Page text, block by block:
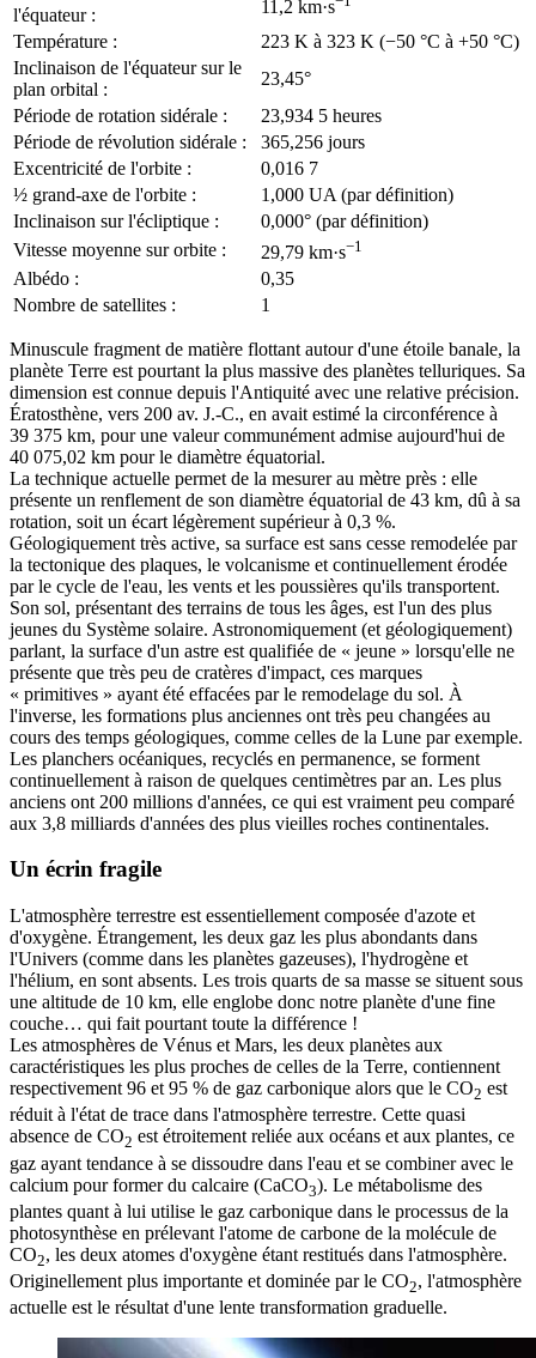
l'équateur :
11,2 km·s
Température :
223 K à 323 K (−50 °C à +50 °C)
Inclinaison de l'équateur sur le
plan orbital :
23,45°
Période de rotation sidérale :
23,934 5 heures
Période de révolution sidérale :
365,256 jours
Excentricité de l'orbite :
0,016 7
½ grand-axe de l'orbite :
1,000 UA (par définition)
Inclinaison sur l'écliptique :
0,000° (par définition)
Vitesse moyenne sur orbite :
29,79 km·s−1
Albédo :
0,35
Nombre de satellites :
1
Minuscule fragment de matière flottant autour d'une étoile banale, la
planète Terre est pourtant la plus massive des planètes telluriques. Sa
dimension est connue depuis l'Antiquité avec une relative précision.
Ératosthène, vers 200 av. J.-C., en avait estimé la circonférence à
39 375 km, pour une valeur communément admise aujourd'hui de
40 075,02 km pour le diamètre équatorial.
La technique actuelle permet de la mesurer au mètre près : elle
présente un renflement de son diamètre équatorial de 43 km, dû à sa
rotation, soit un écart légèrement supérieur à 0,3 %.
Géologiquement très active, sa surface est sans cesse remodelée par
la tectonique des plaques, le volcanisme et continuellement érodée
par le cycle de l'eau, les vents et les poussières qu'ils transportent.
Son sol, présentant des terrains de tous les âges, est l'un des plus
jeunes du Système solaire. Astronomiquement (et géologiquement)
parlant, la surface d'un astre est qualifiée de « jeune » lorsqu'elle ne
présente que très peu de cratères d'impact, ces marques
« primitives » ayant été effacées par le remodelage du sol. À
l'inverse, les formations plus anciennes ont très peu changées au
cours des temps géologiques, comme celles de la Lune par exemple.
Les planchers océaniques, recyclés en permanence, se forment
continuellement à raison de quelques centimètres par an. Les plus
anciens ont 200 millions d'années, ce qui est vraiment peu comparé
aux 3,8 milliards d'années des plus vieilles roches continentales.
Un écrin fragile
L'atmosphère terrestre est essentiellement composée d'azote et
d'oxygène. Étrangement, les deux gaz les plus abondants dans
l'Univers (comme dans les planètes gazeuses), l'hydrogène et
l'hélium, en sont absents. Les trois quarts de sa masse se situent sous
une altitude de 10 km, elle englobe donc notre planète d'une fine
couche… qui fait pourtant toute la différence !
Les atmosphères de Vénus et Mars, les deux planètes aux
caractéristiques les plus proches de celles de la Terre, contiennent
respectivement 96 et 95 % de gaz carbonique alors que le CO2 est
réduit à l'état de trace dans l'atmosphère terrestre. Cette quasi
absence de CO2 est étroitement reliée aux océans et aux plantes, ce
gaz ayant tendance à se dissoudre dans l'eau et se combiner avec le
calcium pour former du calcaire (CaCO3). Le métabolisme des
plantes quant à lui utilise le gaz carbonique dans le processus de la
photosynthèse en prélevant l'atome de carbone de la molécule de
CO2, les deux atomes d'oxygène étant restitués dans l'atmosphère.
Originellement plus importante et dominée par le CO2, l'atmosphère
actuelle est le résultat d'une lente transformation graduelle.